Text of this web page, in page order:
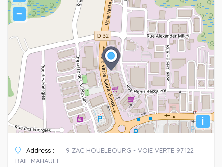
−
i
Address :
9 ZAC HOUELBOURG - VOIE VERTE 97122
BAIE MAHAULT